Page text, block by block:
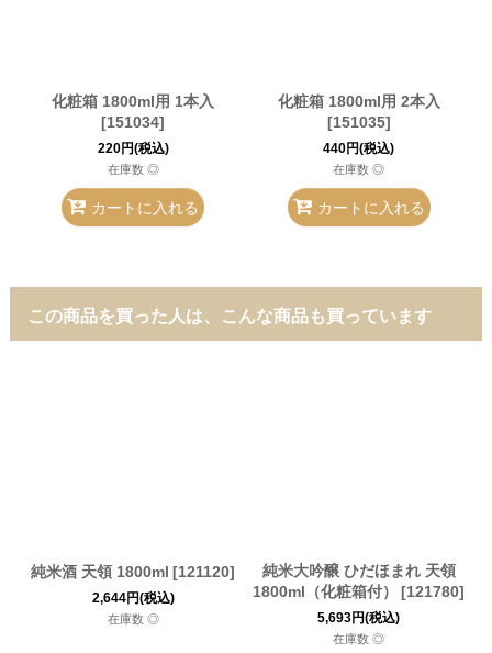
化粧箱 1800ml用 1本入
[151034]
220円(税込)
在庫数 ◎
カートに入れる
化粧箱 1800ml用 2本入
[151035]
440円(税込)
在庫数 ◎
カートに入れる
この商品を買った人は、こんな商品も買っています
純米酒 天領 1800ml [121120]
2,644円(税込)
在庫数 ◎
純米大吟醸 ひだほまれ 天領
1800ml（化粧箱付）
[121780]
5,693円(税込)
在庫数 ◎